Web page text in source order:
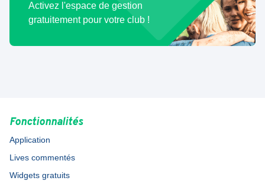
Activez l'espace de gestion
gratuitement pour votre club !
Fonctionnalités
Application
Lives commentés
Widgets gratuits